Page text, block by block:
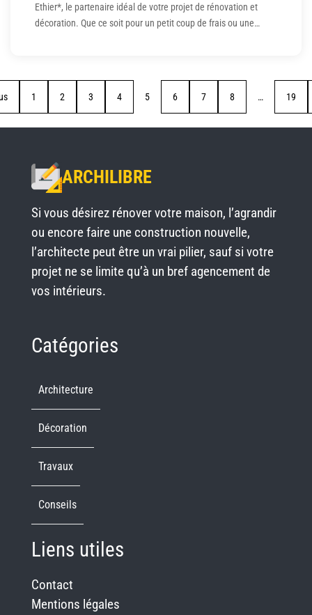
Ethier*, le partenaire idéal de votre projet de rénovation et
décoration. Que ce soit pour un petit coup de frais ou une
1 2 3 4 5 6 7 8 … 19
ARCHILIBRE
Si vous désirez rénover votre maison, l’agrandir
ou encore faire une construction nouvelle,
l’architecte peut être un vrai pilier, sauf si votre
projet ne se limite qu’à un bref agencement de
vos intérieurs.
Catégories
Architecture
Décoration
Travaux
Conseils
Liens utiles
Contact
Mentions légales